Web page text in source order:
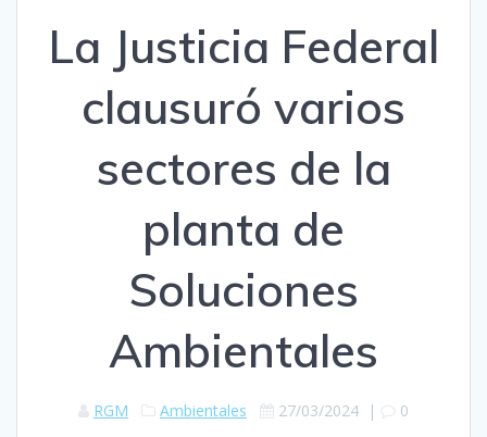
La Justicia Federal
clausuró varios
sectores de la
planta de
Soluciones
Ambientales
RGM Ambientales 27/03/2024 | 0